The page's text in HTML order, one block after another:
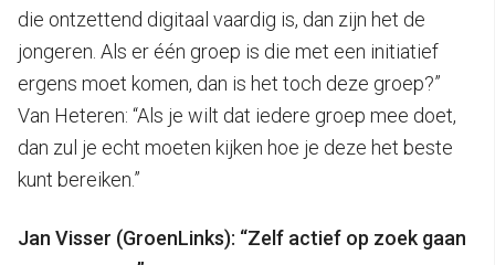
die ontzettend digitaal vaardig is, dan zijn het de
jongeren. Als er één groep is die met een initiatief
ergens moet komen, dan is het toch deze groep?”
Van Heteren: “Als je wilt dat iedere groep mee doet,
dan zul je echt moeten kijken hoe je deze het beste
kunt bereiken.”
Jan Visser (GroenLinks): “Zelf actief op zoek gaan